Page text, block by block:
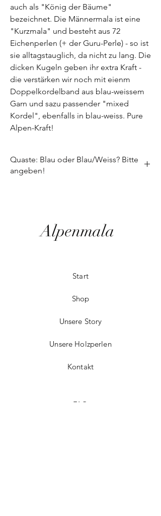
auch als "König der Bäume"
bezeichnet. Die Männermala ist eine
"Kurzmala" und besteht aus 72
Eichenperlen (+ der Guru-Perle) - so ist
sie alltagstauglich, da nicht zu lang. Die
dicken Kugeln geben ihr extra Kraft -
die verstärken wir noch mit eienm
Doppelkordelband aus blau-weissem
Garn und sazu passender "mixed
Kordel", ebenfalls in blau-weiss. Pure
Alpen-Kraft!
Quaste: Blau oder Blau/Weiss? Bitte
angeben!
Alpenmala
Start
Shop
Unsere Story
Unsere Holzperlen
Kontakt
FAQ